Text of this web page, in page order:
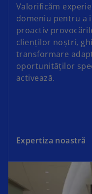
Valorificăm
domeniu pentru a
proactiv
clienților noștri,
transformare
oportunităților
activează.
Expertiza noastră